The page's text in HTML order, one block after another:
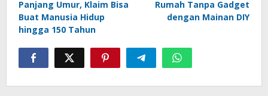
Panjang Umur, Klaim Bisa
Buat Manusia Hidup
hingga 150 Tahun
Rumah Tanpa Gadget
dengan Mainan DIY